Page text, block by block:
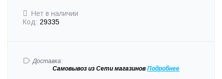
Нет в наличии
Код: 29335
Доставка:
Самовывоз из Сети магазинов Подробнее